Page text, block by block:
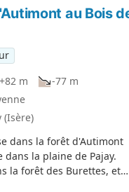
au Bois
+82 m
-77 m
(Isère)
dans la forêt d'Autimont
la plaine de Pajay.
la forêt des Burettes, et